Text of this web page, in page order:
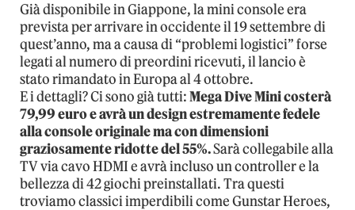
Già disponibile in Giappone, la mini console era
prevista per arrivare in occidente il 19 settembre di
quest’anno, ma a causa di “problemi logistici” forse
legati al numero di preordini ricevuti, il lancio è
stato rimandato in Europa al 4 ottobre.
E i dettagli? Ci sono già tutti:Mega Dive Mini costerà
79,99 euro e avrà un design estremamente fedele
alla console originale ma con dimensioni
graziosamente ridotte del 55%.Sarà collegabile alla
TV via cavo HDMI e avrà incluso un controller e la
bellezza di 42 giochi preinstallati. Tra questi
troviamo classici imperdibili come Gunstar Heroes,